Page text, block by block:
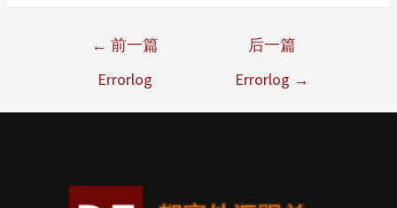
← 前一篇
Errorlog
后一篇
Errorlog →